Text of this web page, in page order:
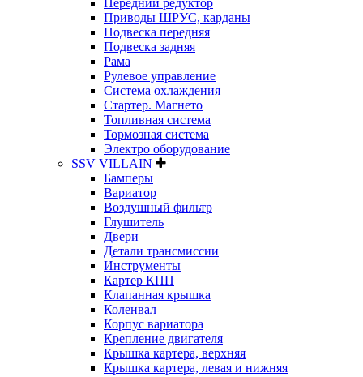
Передний редуктор
Приводы ШРУС, карданы
Подвеска передняя
Подвеска задняя
Рама
Рулевое управление
Система охлаждения
Стартер. Магнето
Топливная система
Тормозная система
Электро оборудование
SSV VILLAIN
Бамперы
Вариатор
Воздушный фильтр
Глушитель
Двери
Детали трансмиссии
Инструменты
Картер КПП
Клапанная крышка
Коленвал
Корпус вариатора
Крепление двигателя
Крышка картера, верхняя
Крышка картера, левая и нижняя